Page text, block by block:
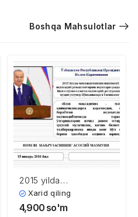
Boshqa Mahsulotlar
2015 yilda
mamlakatimizni ijtimoiy
– iqtisodiy rivojlantirish
Xarid qiling
4,900 so'm